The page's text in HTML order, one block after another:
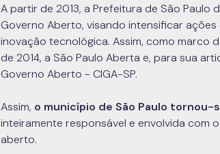
A partir de 2013, a Prefeitura de São
Governo Aberto, visando intensificar
inovação tecnológica. Assim, como marco
de 2014, a São Paulo Aberta e, para sua
Governo Aberto - CIGA-SP.
Assim, o município de São Paulo tornou-
inteiramente responsável e envolvida com
aberto.